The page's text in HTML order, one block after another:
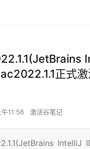
正式激
11:56 激活谷笔记
IntelliJ